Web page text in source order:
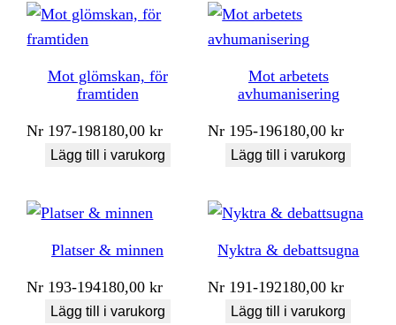
Mot glömskan, för
framtiden
Nr 197-198180,00kr
Lägg till i varukorg
Mot arbetets
avhumanisering
Nr 195-196180,00kr
Lägg till i varukorg
Platser & minnen
Nr 193-194180,00kr
Lägg till i varukorg
Nyktra & debattsugna
Nr 191-192180,00kr
Lägg till i varukorg